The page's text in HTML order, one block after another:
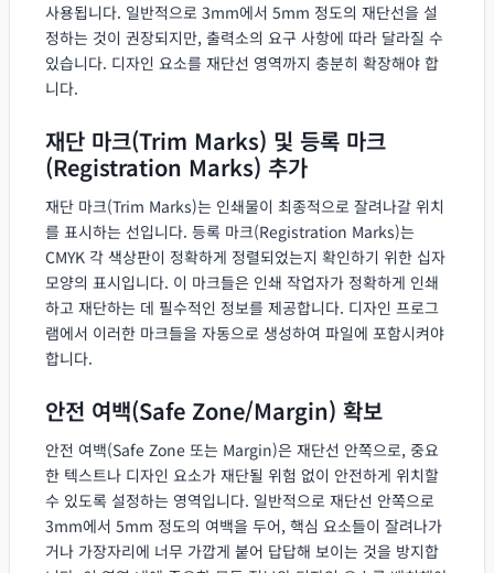
사용됩니다. 일반적으로 3mm에서 5mm 정도의 재단선을 설
정하는 것이 권장되지만, 출력소의 요구 사항에 따라 달라질 수
있습니다. 디자인 요소를 재단선 영역까지 충분히 확장해야 합
니다.
재단 마크(Trim Marks) 및 등록 마크
(Registration Marks) 추가
재단 마크(Trim Marks)는 인쇄물이 최종적으로 잘려나갈 위치
를 표시하는 선입니다. 등록 마크(Registration Marks)는
CMYK 각 색상판이 정확하게 정렬되었는지 확인하기 위한 십자
모양의 표시입니다. 이 마크들은 인쇄 작업자가 정확하게 인쇄
하고 재단하는 데 필수적인 정보를 제공합니다. 디자인 프로그
램에서 이러한 마크들을 자동으로 생성하여 파일에 포함시켜야
합니다.
안전 여백(Safe Zone/Margin) 확보
안전 여백(Safe Zone 또는 Margin)은 재단선 안쪽으로, 중요
한 텍스트나 디자인 요소가 재단될 위험 없이 안전하게 위치할
수 있도록 설정하는 영역입니다. 일반적으로 재단선 안쪽으로
3mm에서 5mm 정도의 여백을 두어, 핵심 요소들이 잘려나가
거나 가장자리에 너무 가깝게 붙어 답답해 보이는 것을 방지합